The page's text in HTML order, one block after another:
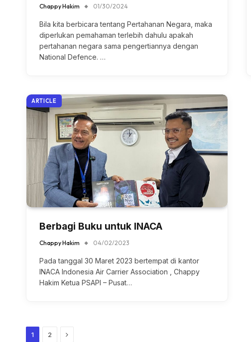
Chappy Hakim 01/30/2024
Bila kita berbicara tentang Pertahanan Negara, maka
diperlukan pemahaman terlebih dahulu apakah
pertahanan negara sama pengertiannya dengan
National Defence. …
ARTICLE
Berbagi Buku untuk INACA
Chappy Hakim 04/02/2023
Pada tanggal 30 Maret 2023 bertempat di kantor
INACA Indonesia Air Carrier Association , Chappy
Hakim Ketua PSAPI – Pusat…
1 2 Next